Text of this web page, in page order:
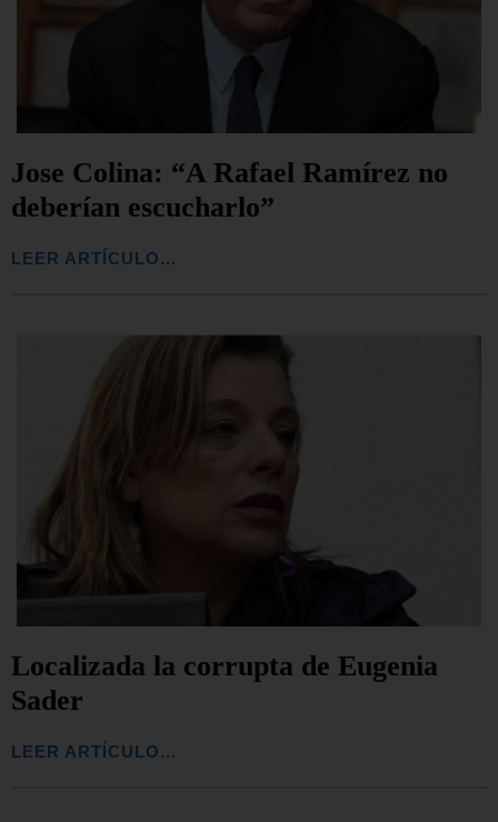
Jose Colina: “A Rafael Ramírez no
deberían escucharlo”
LEER ARTÍCULO...
Localizada la corrupta de Eugenia
Sader
LEER ARTÍCULO...